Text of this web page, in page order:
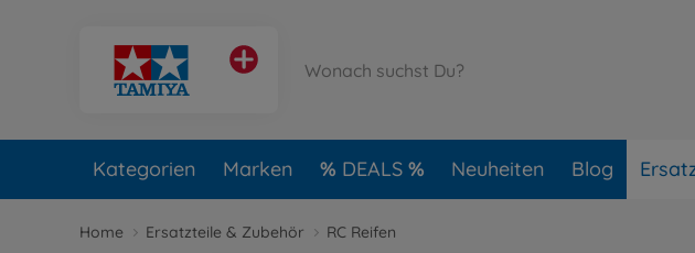
Kategorien Marken DEALS Neuheiten Blog
Home Ersatzteile & Zubehör RC Reifen